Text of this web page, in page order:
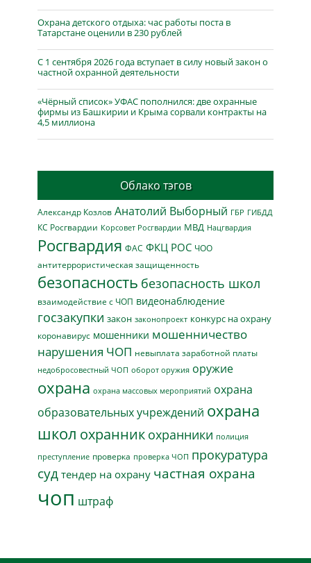
Охрана детского отдыха: час работы поста в
Татарстане оценили в 230 рублей
С 1 сентября 2026 года вступает в силу новый закон о
частной охранной деятельности
«Чёрный список» УФАС пополнился: две охранные
фирмы из Башкирии и Крыма сорвали контракты на
4,5 миллиона
Облако тэгов
Александр Козлов Анатолий Выборный ГБР ГИБДД
КС Росгвардии Корсовет Росгвардии МВД Нацгвардия
Росгвардия ФАС ФКЦ РОС ЧОО
антитеррористическая защищенность
безопасность безопасность школ
взаимодействие с ЧОП видеонаблюдение
госзакупки закон законопроект конкурс на охрану
коронавирус мошенники мошенничество
нарушения ЧОП невыплата заработной платы
недобросовестный ЧОП оборот оружия оружие
охрана охрана массовых мероприятий охрана
образовательных учреждений охрана
школ охранник охранники полиция
преступление проверка проверка ЧОП прокуратура
суд тендер на охрану частная охрана
чоп штраф